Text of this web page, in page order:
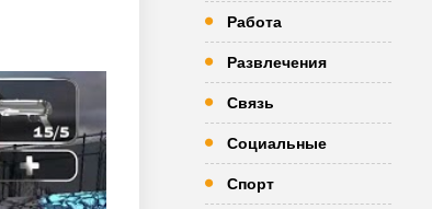
Работа
Развлечения
Связь
Социальные
Спорт